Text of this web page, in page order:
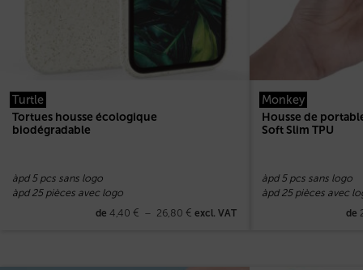
Turtle
Tortues housse écologique
biodégradable
àpd 5 pcs sans logo
àpd 25 pièces avec logo
de4,40 € – 26,80 € excl. VAT
Monkey
Housse de
Soft Slim TPU
àpd 5 pcs sans logo
àpd 25 pièces avec
de